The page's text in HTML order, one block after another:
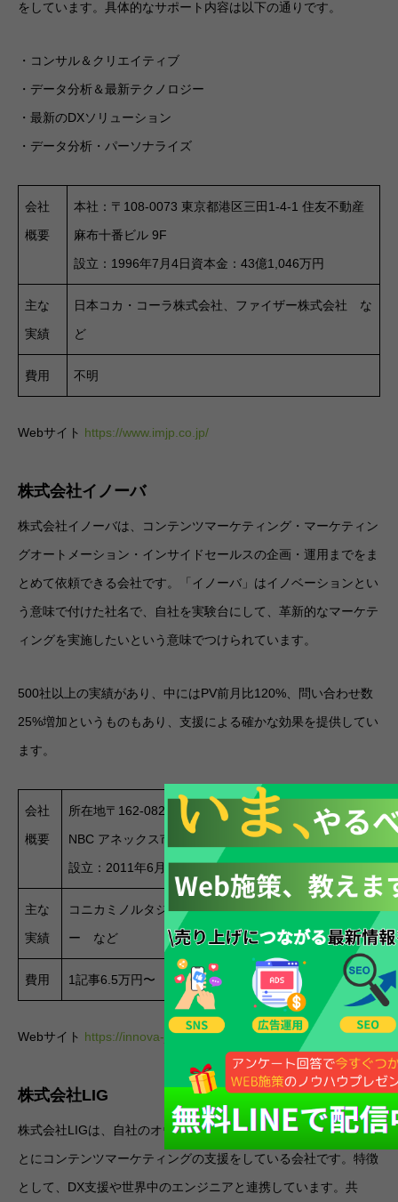
をしています。具体的なサポート内容は以下の通りです。
・コンサル＆クリエイティブ
・データ分析＆最新テクノロジー
・最新のDXソリューション
・データ分析・パーソナライズ
会社
概要
本社：〒108-0073 東京都港区三田1-4-1 住友不動産
麻布十番ビル 9F
設立：1996年7月4日資本金：43億1,046万円
主な
実績
日本コカ・コーラ株式会社、ファイザー株式会社 な
ど
費用 不明
Webサイト https://www.imjp.co.jp/
株式会社イノーバ
株式会社イノーバは、コンテンツマーケティング・マーケティン
グオートメーション・インサイドセールスの企画・運用までをま
とめて依頼できる会社です。「イノーバ」はイノベーションとい
う意味で付けた社名で、自社を実験台にして、革新的なマーケテ
ィングを実施したいという意味でつけられています。
500社以上の実績があり、中にはPV前月比120%、問い合わせ数
25%増加というものもあり、支援による確かな効果を提供してい
ます。
会社
概要
所在地〒162-0826東京都新宿区市谷船河原町9-1
NBC アネックス市谷ビル7階
設立：2011年6月28日資本金：1億円
主な
実績
コニカミノルタジャパン株式会社、株式会社タイト
ー など
費用 1記事6.5万円〜
Webサイト https://innova-jp.com/
株式会社LIG
株式会社LIGは、自社のオウンドメディアで培ったノウハウをも
とにコンテンツマーケティングの支援をしている会社です。特徴
として、DX支援や世界中のエンジニアと連携しています。共